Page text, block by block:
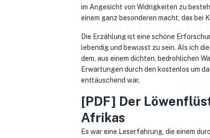
im Angesicht von Widrigkeiten zu
einem ganz besonderen macht, das
Die Erzählung ist eine schöne
lebendig und bewusst zu sein. Als ich
dem, aus einem dichten, bedrohlichen
Erwartungen durch den kostenlos um
enttäuschend war.
[PDF] Der
Afrikas
Es war eine Leserfahrung, die einem